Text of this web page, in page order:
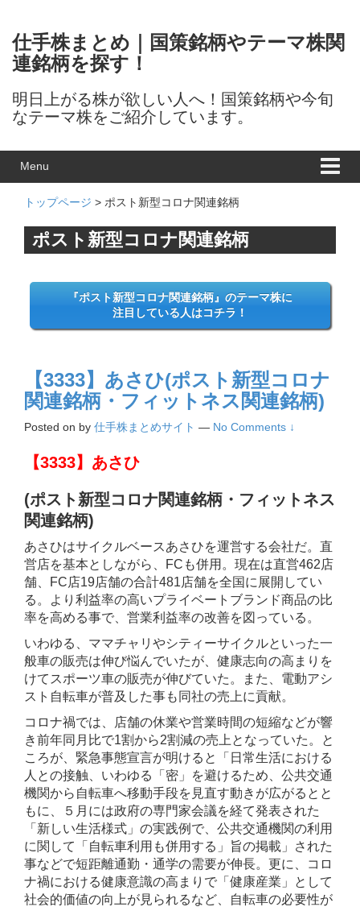
仕手株まとめ｜国策銘柄やテーマ株関
連銘柄を探す！
明日上がる株が欲しい人へ！国策銘柄や今旬
なテーマ株をご紹介しています。
Menu
トップページ > ポスト新型コロナ関連銘柄
ポスト新型コロナ関連銘柄
『ポスト新型コロナ関連銘柄』のテーマ株に
注目している人はコチラ！
【3333】あさひ(ポスト新型コロナ
関連銘柄・フィットネス関連銘柄)
Posted on by 仕手株まとめサイト — No Comments ↓
【3333】あさひ
(ポスト新型コロナ関連銘柄・フィットネス
関連銘柄)
あさひはサイクルベースあさひを運営する会社だ。直
営店を基本としながら、FCも併用。現在は直営462店
舗、FC店19店舗の合計481店舗を全国に展開してい
る。より利益率の高いプライベートブランド商品の比
率を高める事で、営業利益率の改善を図っている。
いわゆる、ママチャリやシティーサイクルといった一
般車の販売は伸び悩んでいたが、健康志向の高まりを
けてスポーツ車の販売が伸びていた。また、電動アシ
スト自転車が普及した事も同社の売上に貢献。
コロナ禍では、店舗の休業や営業時間の短縮などが響
き前年同月比で1割から2割減の売上となっていた。と
ころが、緊急事態宣言が明けると「日常生活における
人との接触、いわゆる「密」を避けるため、公共交通
機関から自転車へ移動手段を見直す動きが広がるとと
もに、５月には政府の専門家会議を経て発表された
「新しい生活様式」の実践例で、公共交通機関の利用
に関して「自転車利用も併用する」旨の掲載」された
事などで短距離通勤・通学の需要が伸長。更に、コロ
ナ禍における健康意識の高まりで「健康産業」として
社会的価値の向上が見られるなど、自転車の必要性が